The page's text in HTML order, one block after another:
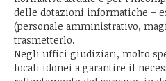
delle dotazioni informatiche –
(personale amministrativo,
trasmetterlo.
Negli uffici giudiziari, molto
locali idonei a garantire il